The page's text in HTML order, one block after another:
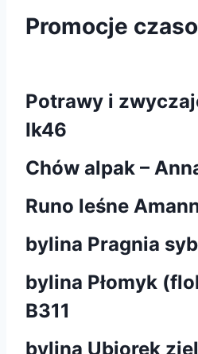
Promocje
Potrawy i
Ik46
Chów alpak –
Runo leśne
bylina Pragnia
bylina Płomyk
B311
bylina Ubiorek